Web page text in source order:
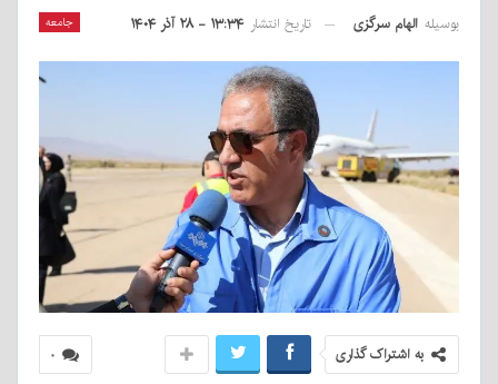
جامعه بوسیله الهام سرگزی تاریخ انتشار ۱۳:۳۴ - ۲۸ آذر ۱۴۰۴
۰ به اشتراک گذاری